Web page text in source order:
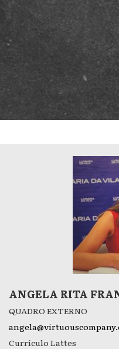
ANGELA RITA
QUADRO EXTERNO
Currículo Lattes